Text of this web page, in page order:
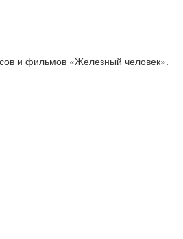
и фильмов «Железный человек».